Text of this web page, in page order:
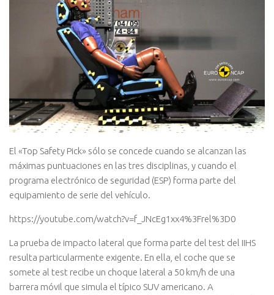
El «Top Safety Pick» sólo se concede cuando se alcanzan las
máximas puntuaciones en las tres disciplinas, y cuando el
programa electrónico de seguridad (ESP) forma parte del
equipamiento de serie del vehículo.
https://youtube.com/watch?v=f_JNcEg1xx4%3Frel%3D0
La prueba de impacto lateral que forma parte del test del IIHS
resulta particularmente exigente. En ella, el coche que se
somete al test recibe un choque lateral a 50 km/h de una
barrera móvil que simula el típico SUV americano. A